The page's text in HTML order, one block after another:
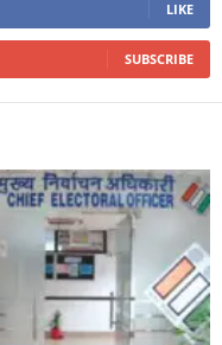
LIKE
SUBSCRIBE